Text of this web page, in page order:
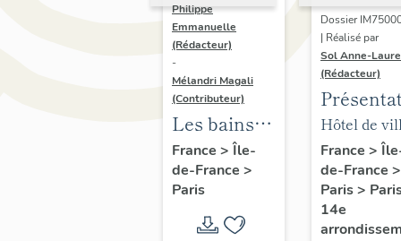
Philippe
Emmanuelle
(Rédacteur)
-
Mélandri Magali
(Contributeur)
Les bains
douches
municipaux
de la ville
de Paris
France > Île-
de-France >
Paris
Dossier
| Réalisé par
Sol Anne-Laure
(Rédacteur)
du
de la
annexe
Hôtel de
annexe
France >
de-France >
Paris>
14e